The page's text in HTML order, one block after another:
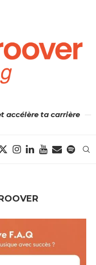
accélère ta carrière